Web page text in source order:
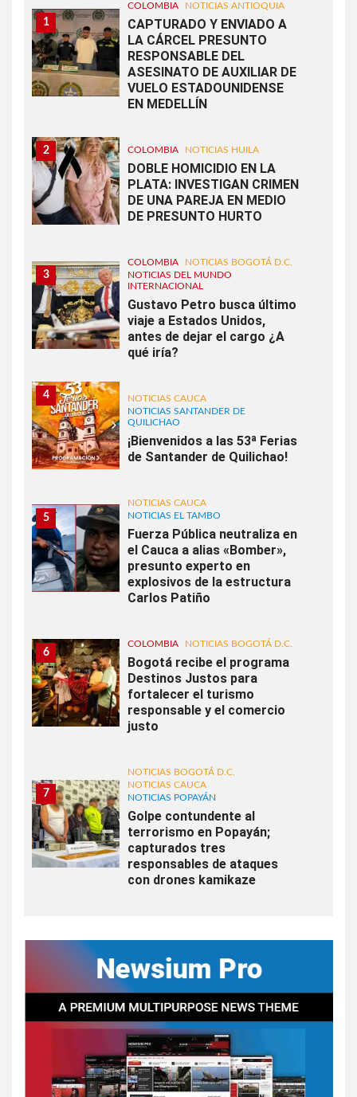
1
COLOMBIA NOTICIAS ANTIOQUIA
CAPTURADO Y ENVIADO A
LA CÁRCEL PRESUNTO
RESPONSABLE DEL
ASESINATO DE AUXILIAR DE
VUELO ESTADOUNIDENSE
EN MEDELLÍN
2 COLOMBIA NOTICIAS HUILA
DOBLE HOMICIDIO EN LA
PLATA: INVESTIGAN CRIMEN
DE UNA PAREJA EN MEDIO
DE PRESUNTO HURTO
3
COLOMBIA
NOTICIAS BOGOTÁ D.C.
NOTICIAS DEL MUNDO
INTERNACIONAL
Gustavo Petro busca último
viaje a Estados Unidos,
antes de dejar el cargo ¿A
qué iría?
4
NOTICIAS CAUCA
NOTICIAS SANTANDER DE
QUILICHAO
¡Bienvenidos a las 53ª Ferias
de Santander de Quilichao!
5
NOTICIAS CAUCA
NOTICIAS EL TAMBO
Fuerza Pública neutraliza en
el Cauca a alias «Bomber»,
presunto experto en
explosivos de la estructura
Carlos Patiño
6
COLOMBIA NOTICIAS BOGOTÁ D.C.
Bogotá recibe el programa
Destinos Justos para
fortalecer el turismo
responsable y el comercio
justo
7
NOTICIAS BOGOTÁ D.C.
NOTICIAS CAUCA
NOTICIAS POPAYÁN
Golpe contundente al
terrorismo en Popayán;
capturados tres
responsables de ataques
con drones kamikaze